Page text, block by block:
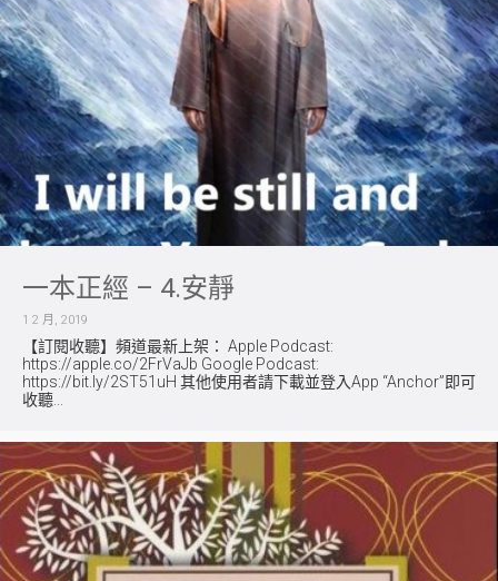
一本正經 – 4.安靜
1 2 月, 2019
【訂閱收聽】頻道最新上架： Apple Podcast:
https://apple.co/2FrVaJb Google Podcast:
https://bit.ly/2ST51uH 其他使用者請下載並登入App “Anchor”即可
收聽...